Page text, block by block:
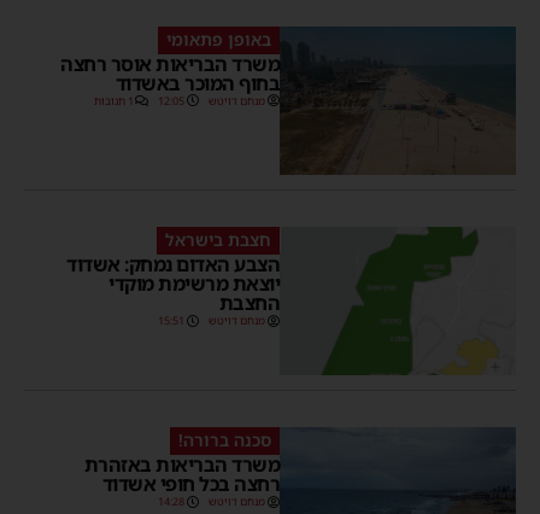
באופן פתאומי
משרד הבריאות אוסר רחצה
בחוף המוכר באשדוד
מנחם דויטש 12:05 1 תגובות
חצבת בישראל
הצבע האדום נמחק: אשדוד
יוצאת מרשימת מוקדי
החצבת
מנחם דויטש 15:51
סכנה ברורה!
משרד הבריאות באזהרת
רחצה בכל חופי אשדוד
מנחם דויטש 14:28